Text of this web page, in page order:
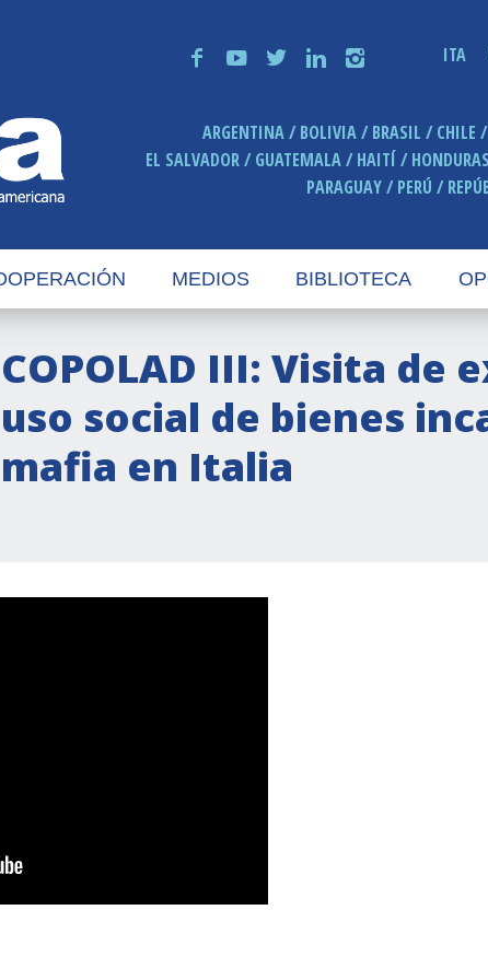
f y t n i ITA
ARGENTINA BOLIVIA BRASIL CHILE
EL SALVADOR
GUATEMALA HAITÍ HONDURAS
PARAGUAY
PERÚ
MEDIOS BIBLIOTECA
COPOLAD III: Visita de
uso social de bienes
mafia en Italia